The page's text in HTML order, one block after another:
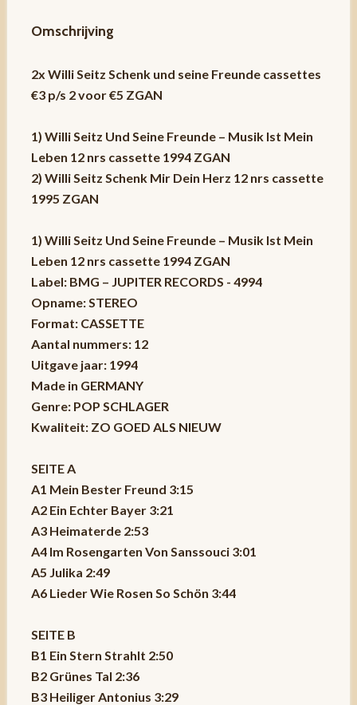
Omschrijving
2x Willi Seitz Schenk und seine Freunde cassettes
€3 p/s 2 voor €5 ZGAN
1) Willi Seitz Und Seine Freunde – Musik Ist Mein
Leben 12 nrs cassette 1994 ZGAN
2) Willi Seitz Schenk Mir Dein Herz 12 nrs cassette
1995 ZGAN
1) Willi Seitz Und Seine Freunde – Musik Ist Mein
Leben 12 nrs cassette 1994 ZGAN
Label: BMG – JUPITER RECORDS - 4994
Opname: STEREO
Format: CASSETTE
Aantal nummers: 12
Uitgave jaar: 1994
Made in GERMANY
Genre: POP SCHLAGER
Kwaliteit: ZO GOED ALS NIEUW
SEITE A
A1 Mein Bester Freund 3:15
A2 Ein Echter Bayer 3:21
A3 Heimaterde 2:53
A4 Im Rosengarten Von Sanssouci 3:01
A5 Julika 2:49
A6 Lieder Wie Rosen So Schön 3:44
SEITE B
B1 Ein Stern Strahlt 2:50
B2 Grünes Tal 2:36
B3 Heiliger Antonius 3:29